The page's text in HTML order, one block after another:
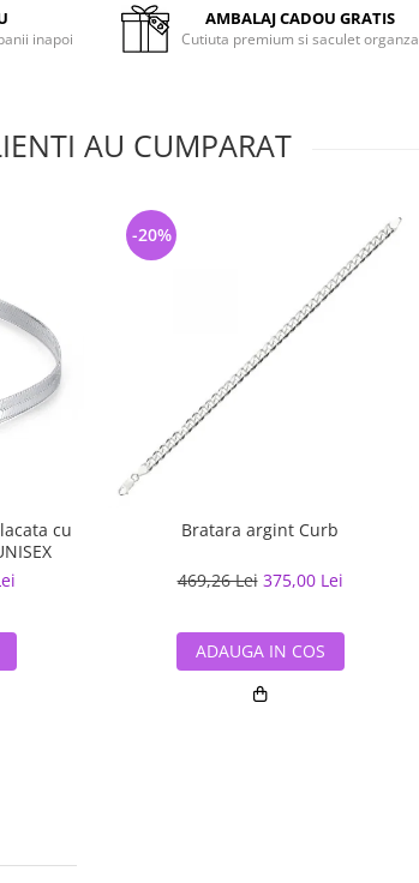
inapoi
AMBALAJ CADOU GRATIS
Cutiuta premium si saculet organza
AU CUMPARAT
cu
Bratara argint Curb
469,26 Lei 375,00 Lei
-20%
ADAUGA IN COS